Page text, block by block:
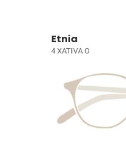
Etnia
4 XATIVA O